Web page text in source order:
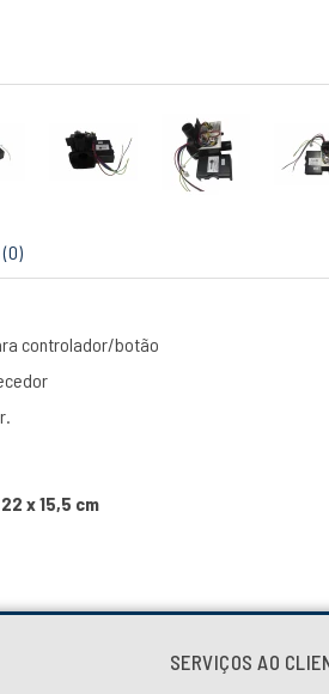
controlador/botão
x 15,5 cm
SERVIÇOS AO